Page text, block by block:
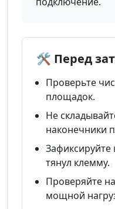
🛠️ Перед
Проверьте
площадок.
Не
наконечники
тянул клемму.
Проверяйте
мощной